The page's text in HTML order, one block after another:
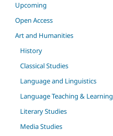
Upcoming
Open Access
Art and Humanities
History
Classical Studies
Language and Linguistics
Language Teaching & Learning
Literary Studies
Media Studies